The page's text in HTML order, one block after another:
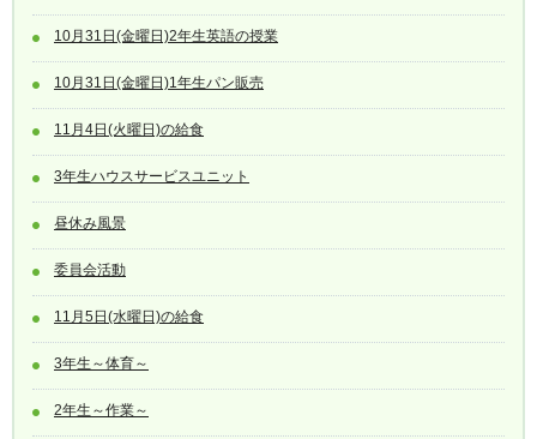
10月31日(金曜日)2年生英語の授業
10月31日(金曜日)1年生パン販売
11月4日(火曜日)の給食
3年生ハウスサービスユニット
昼休み風景
委員会活動
11月5日(水曜日)の給食
3年生～体育～
2年生～作業～